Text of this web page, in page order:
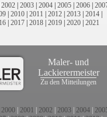
2002 | 2003 | 2004 | 2005 | 2006 |
| 2010 | 2011 | 2012 | 2013 | 2014 |
| 2017 | 2018 | 2019 | 2020 | 2021
Maler- und
Lackierermeister
Zu den Mitteilungen
2000 2001 2002 2003 2004